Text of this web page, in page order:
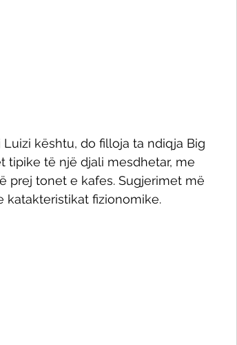
kështu, do filloja ta ndiqja Big
tipike të një djali mesdhetar, me
prej tonet e kafes. Sugjerimet më
katakteristikat fizionomike.